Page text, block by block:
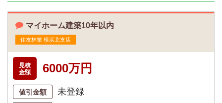
マイホーム建築10年以内
住友林業 横浜北支店
見積
金額
6000万円
値引金額 未登録